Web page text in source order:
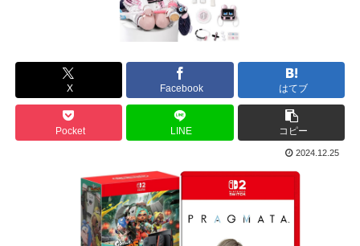
X Facebook はてブ
Pocket LINE コピー
2024.12.25